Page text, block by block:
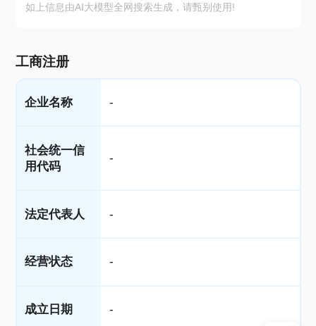
如上信息由AI大模型全网搜索生成，请甄别使用!
工商注册
企业名称 -
社会统一信
用代码
-
法定代表人 -
经营状态 -
成立日期 -